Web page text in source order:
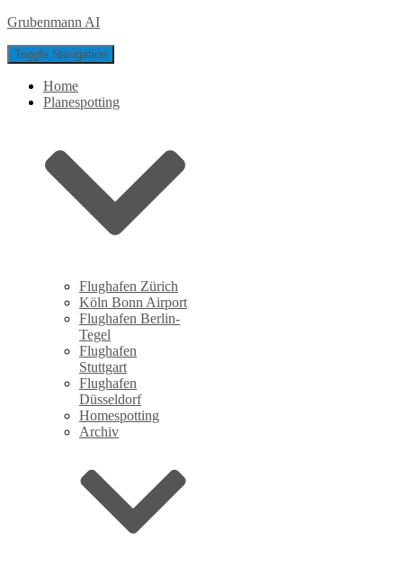
Grubenmann AI
Toggle Navigation
Home
Planespotting
Flughafen Zürich
Köln Bonn Airport
Flughafen Berlin-
Tegel
Flughafen
Stuttgart
Flughafen
Düsseldorf
Homespotting
Archiv